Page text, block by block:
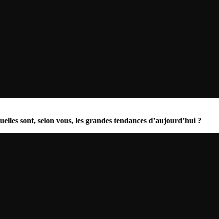
sont, selon vous, les grandes tendances d’aujourd’hui ?